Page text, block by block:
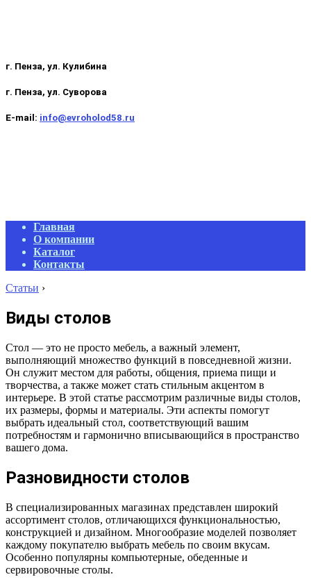
г. Пенза, ул. Кулибина
г. Пенза, ул. Суворова
E-mail: info@evroholod58.ru
Primary
Navigation
Menu
Главная
О компании
Каталог
Контакты
Статьи ›
Виды столов
Стол — это не просто мебель, а важный элемент,
выполняющий множество функций в повседневной жизни.
Он служит местом для работы, общения, приема пищи и
творчества, а также может стать стильным акцентом в
интерьере. В этой статье рассмотрим различные виды столов,
их размеры, формы и материалы. Эти аспекты помогут
выбрать идеальный стол, соответствующий вашим
потребностям и гармонично вписывающийся в пространство
вашего дома.
Разновидности столов
В специализированных магазинах представлен широкий
ассортимент столов, отличающихся функциональностью,
конструкцией и дизайном. Многообразие моделей позволяет
каждому покупателю выбрать мебель по своим вкусам.
Особенно популярны компьютерные, обеденные и
сервировочные столы.